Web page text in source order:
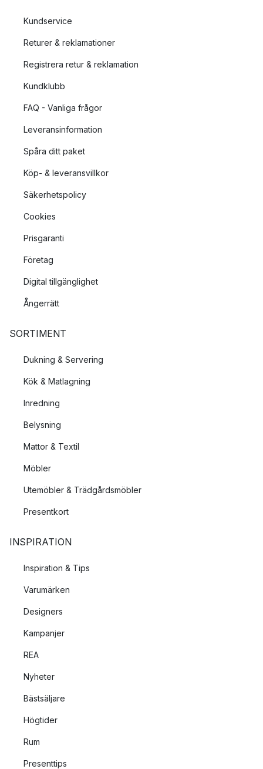
Kundservice
Returer & reklamationer
Registrera retur & reklamation
Kundklubb
FAQ - Vanliga frågor
Leveransinformation
Spåra ditt paket
Köp- & leveransvillkor
Säkerhetspolicy
Cookies
Prisgaranti
Företag
Digital tillgänglighet
Ångerrätt
SORTIMENT
Dukning & Servering
Kök & Matlagning
Inredning
Belysning
Mattor & Textil
Möbler
Utemöbler & Trädgårdsmöbler
Presentkort
INSPIRATION
Inspiration & Tips
Varumärken
Designers
Kampanjer
REA
Nyheter
Bästsäljare
Högtider
Rum
Presenttips